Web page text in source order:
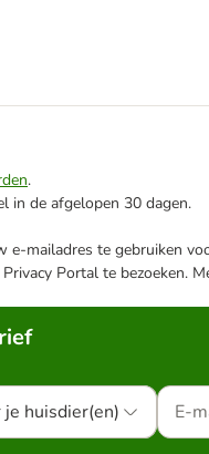
.
in de afgelopen 30 dagen.
mailadres te gebruiken
Portal te bezoeken.
huisdier(en)